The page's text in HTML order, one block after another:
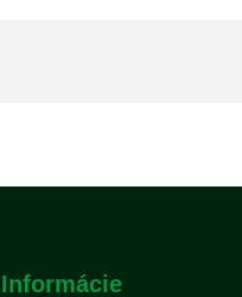
Informácie